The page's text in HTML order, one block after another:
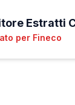
Estratti
per Fineco